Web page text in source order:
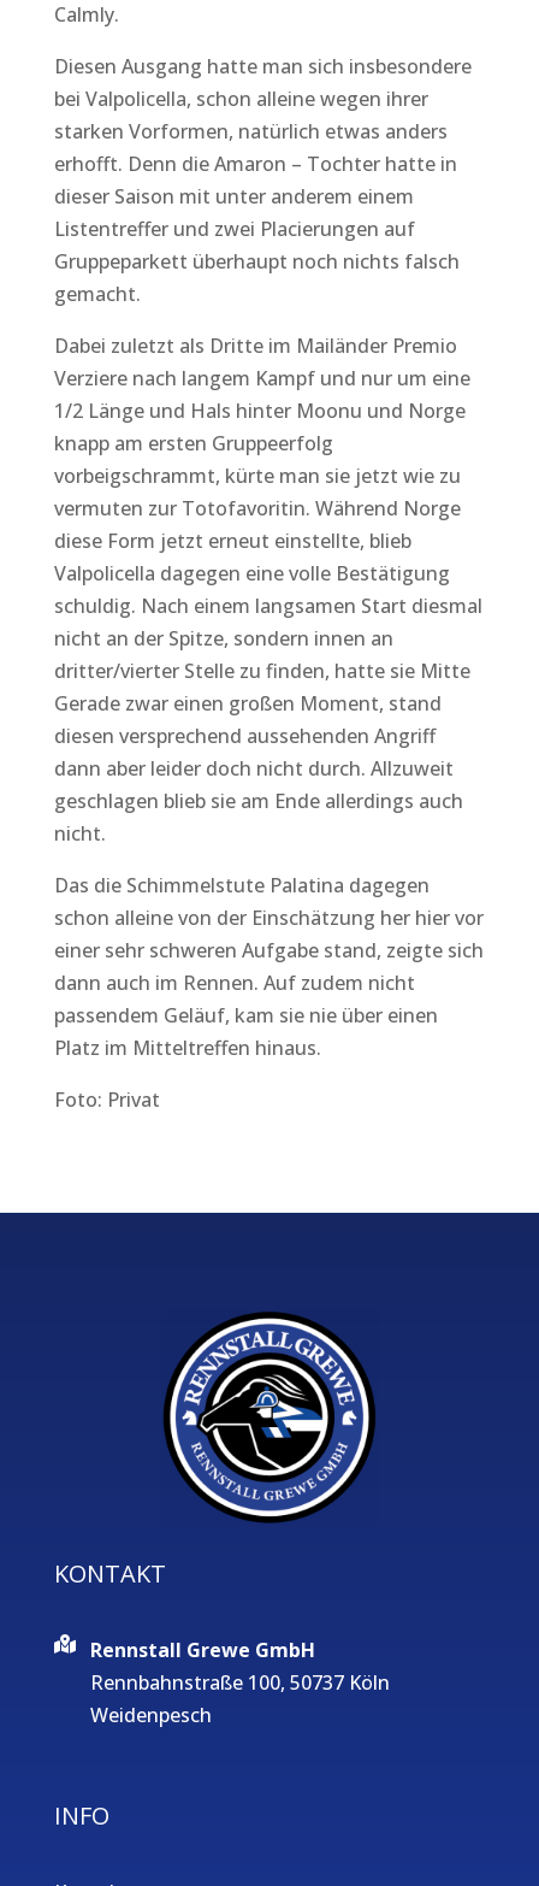
Calmly.
Diesen Ausgang hatte man sich insbesondere
bei Valpolicella, schon alleine wegen ihrer
starken Vorformen, natürlich etwas anders
erhofft. Denn die Amaron – Tochter hatte in
dieser Saison mit unter anderem einem
Listentreffer und zwei Placierungen auf
Gruppeparkett überhaupt noch nichts falsch
gemacht.
Dabei zuletzt als Dritte im Mailänder Premio
Verziere nach langem Kampf und nur um eine
1/2 Länge und Hals hinter Moonu und Norge
knapp am ersten Gruppeerfolg
vorbeigschrammt, kürte man sie jetzt wie zu
vermuten zur Totofavoritin. Während Norge
diese Form jetzt erneut einstellte, blieb
Valpolicella dagegen eine volle Bestätigung
schuldig. Nach einem langsamen Start diesmal
nicht an der Spitze, sondern innen an
dritter/vierter Stelle zu finden, hatte sie Mitte
Gerade zwar einen großen Moment, stand
diesen versprechend aussehenden Angriff
dann aber leider doch nicht durch. Allzuweit
geschlagen blieb sie am Ende allerdings auch
nicht.
Das die Schimmelstute Palatina dagegen
schon alleine von der Einschätzung her hier vor
einer sehr schweren Aufgabe stand, zeigte sich
dann auch im Rennen. Auf zudem nicht
passendem Geläuf, kam sie nie über einen
Platz im Mitteltreffen hinaus.
Foto: Privat
KONTAKT
Rennstall Grewe GmbH
Rennbahnstraße 100, 50737 Köln
Weidenpesch
INFO